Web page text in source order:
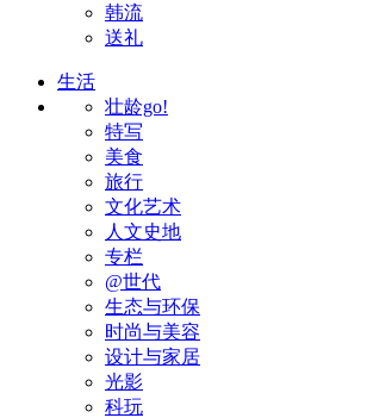
韩流
送礼
生活
壮龄go!
特写
美食
旅行
文化艺术
人文史地
专栏
@世代
生态与环保
时尚与美容
设计与家居
光影
科玩